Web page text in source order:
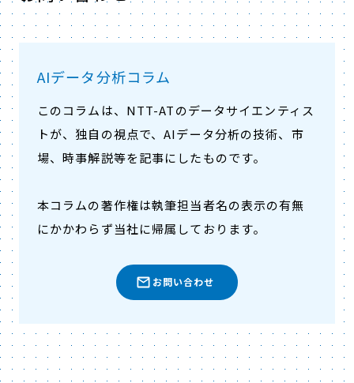
AIデータ分析コラム
このコラムは、NTT-ATのデータサイエンティス
トが、独自の視点で、AIデータ分析の技術、市
場、時事解説等を記事にしたものです。
本コラムの著作権は執筆担当者名の表示の有無
にかかわらず当社に帰属しております。
お問い合わせ